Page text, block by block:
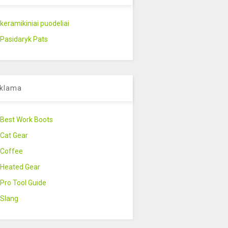
keramikiniai puodeliai
Pasidaryk Pats
Best Work Boots
Cat Gear
Coffee
Heated Gear
Pro Tool Guide
Slang